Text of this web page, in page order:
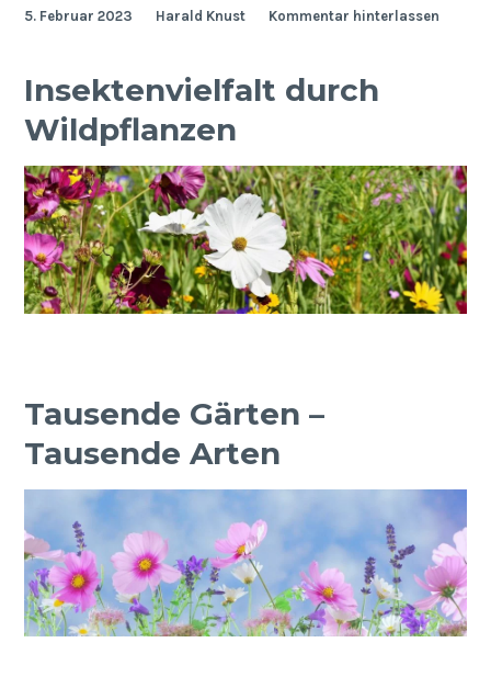
5. Februar 2023 Harald Knust Kommentar hinterlassen
Insektenvielfalt durch
Wildpflanzen
Tausende Gärten –
Tausende Arten